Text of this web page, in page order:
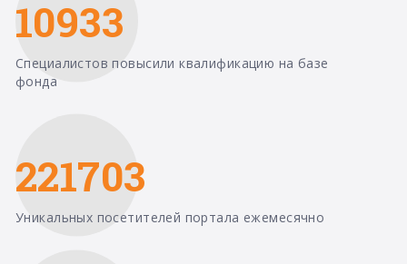
10933
Специалистов повысили квалификацию на базе
фонда
221703
Уникальных посетителей портала ежемесячно